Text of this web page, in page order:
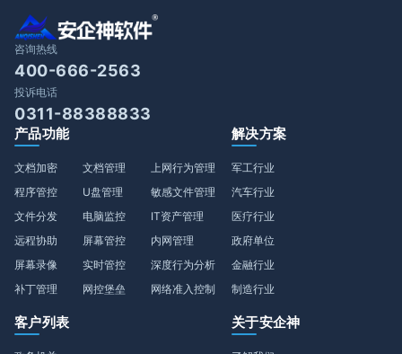
咨询热线
400-666-2563
投诉电话
0311-88388833
产品功能
文档加密
程序管控
文件分发
远程协助
屏幕录像
补丁管理
文档管理
U盘管理
电脑监控
屏幕管控
实时管控
网控堡垒
上网行为管理
敏感文件管理
IT资产管理
内网管理
深度行为分析
网络准入控制
解决方案
军工行业
汽车行业
医疗行业
政府单位
金融行业
制造行业
客户列表 关于安企神